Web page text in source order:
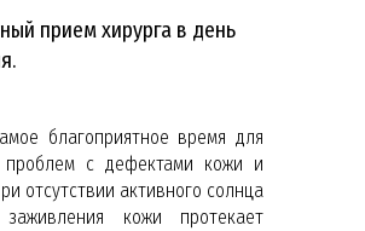
прием хирурга в день
благоприятное время для
проблем с дефектами кожи и
отсутствии активного солнца
заживления кожи протекает